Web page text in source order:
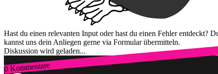
Hast du einen relevanten Input oder hast du einen Fehler entdeckt?
kannst uns dein Anliegen gerne via Formular übermitteln.
Diskussion wird geladen...
0 Kommentare
Zum Login